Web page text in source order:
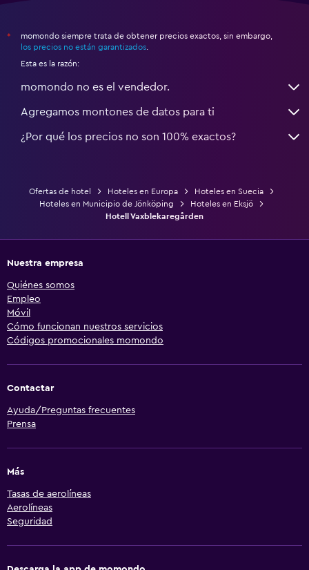
*
momondo siempre trata de obtener precios exactos, sin embargo,
los precios no están garantizados
Esta es la razón:
momondo no es el vendedor.
Agregamos montones de datos para ti
¿Por qué los precios no son 100% exactos?
Ofertas de hotel Hoteles en Europa
Hoteles en Suecia
Hoteles en Municipio de Jönköping
Hoteles en Eksjö
Hotell Vaxblekaregården
Nuestra empresa
Quiénes somos
Empleo
Móvil
Cómo funcionan nuestros servicios
Códigos promocionales momondo
Contactar
Ayuda/Preguntas frecuentes
Prensa
Más
Tasas de aerolíneas
Aerolíneas
Seguridad